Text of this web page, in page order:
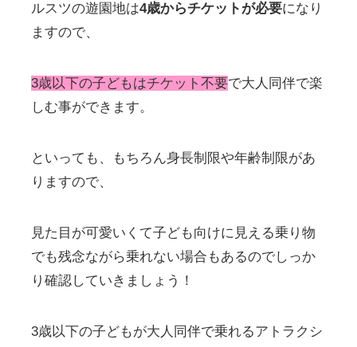
ルスツの遊園地は4歳からチケットが必要になり
ますので、
3歳以下の子どもはチケット不要で大人同伴で楽
しむ事ができます。
といっても、もちろん身長制限や年齢制限があ
りますので、
見た目が可愛いくて子ども向けに見える乗り物
でも残念ながら乗れない場合もあるのでしっか
り確認していきましょう！
3歳以下の子どもが大人同伴で乗れるアトラクシ